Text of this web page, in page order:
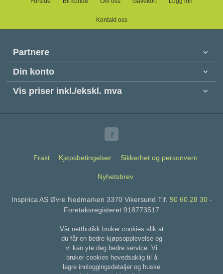
Kontakt oss
Partnere
Din konto
Vis priser inkl./ekskl. mva
Frakt Kjøpsbetingelser Sikkerhet og personvern
Nyhetsbrev
Inspirica AS Øvre Nedmarken 3370 Vikersund Tlf. 90 60 28 30-
Foretaksregisteret 918773517
Vår nettbutikk bruker cookies slik at
du får en bedre kjøpsopplevelse og
vi kan yte deg bedre service. Vi
bruker cookies hovedsaklig til å
lagre innloggingsdetaljer og huske